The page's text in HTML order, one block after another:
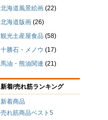
北海道風景絵画 (22)
北海道版画 (26)
観光土産屋食品 (58)
十勝石・メノウ (17)
馬油・熊油関連 (21)
新着/売れ筋ランキング
新着商品
売れ筋商品ベスト5